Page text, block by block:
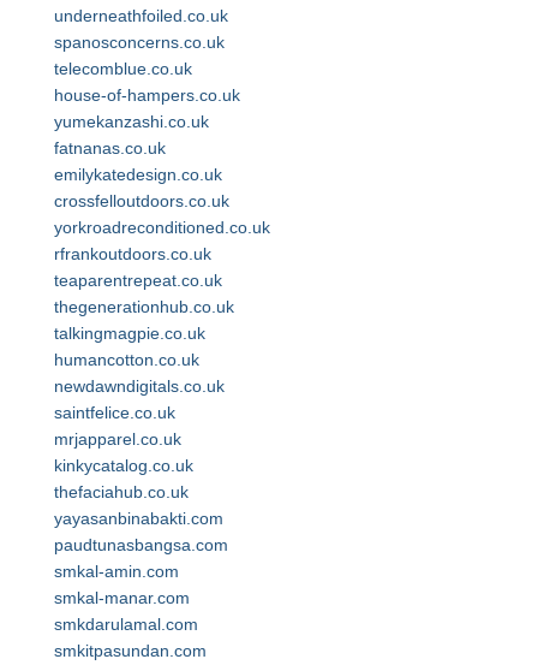
underneathfoiled.co.uk
spanosconcerns.co.uk
telecomblue.co.uk
house-of-hampers.co.uk
yumekanzashi.co.uk
fatnanas.co.uk
emilykatedesign.co.uk
crossfelloutdoors.co.uk
yorkroadreconditioned.co.uk
rfrankoutdoors.co.uk
teaparentrepeat.co.uk
thegenerationhub.co.uk
talkingmagpie.co.uk
humancotton.co.uk
newdawndigitals.co.uk
saintfelice.co.uk
mrjapparel.co.uk
kinkycatalog.co.uk
thefaciahub.co.uk
yayasanbinabakti.com
paudtunasbangsa.com
smkal-amin.com
smkal-manar.com
smkdarulamal.com
smkitpasundan.com